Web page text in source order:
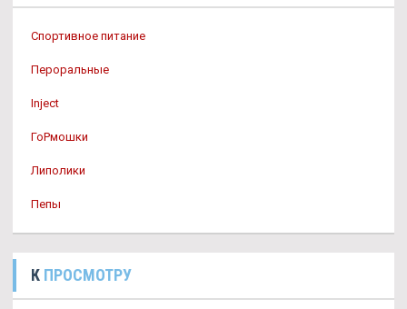
Спортивное питание
Пероральные
Inject
ГоРмошки
Липолики
Пепы
К ПРОСМОТРУ